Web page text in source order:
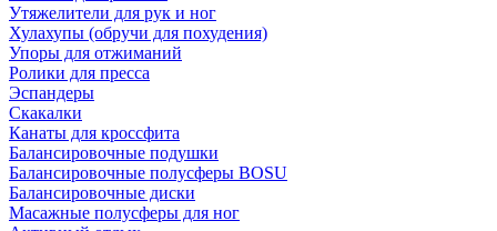
Утяжелители для рук и ног
Хулахупы (обручи для похудения)
Упоры для отжиманий
Ролики для пресса
Эспандеры
Скакалки
Канаты для кроссфита
Балансировочные подушки
Балансировочные полусферы BOSU
Балансировочные диски
Масажные полусферы для ног